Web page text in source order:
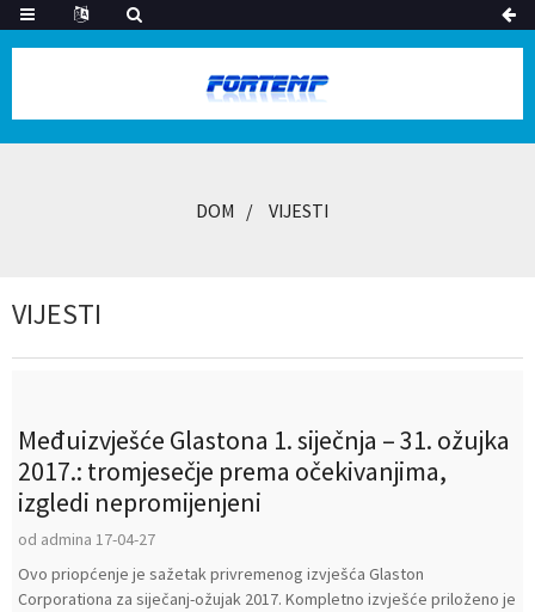
DOM VIJESTI
VIJESTI
Međuizvješće Glastona 1. siječnja – 31. ožujka
2017.: tromjesečje prema očekivanjima,
izgledi nepromijenjeni
od admina 17-04-27
Ovo priopćenje je sažetak privremenog izvješća Glaston
Corporationa za siječanj-ožujak 2017. Kompletno izvješće priloženo je